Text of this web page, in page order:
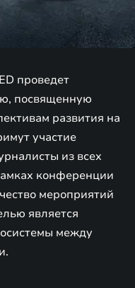
проведет
посвященную
развития на
участие
из всех
конференции
мероприятий
является
между